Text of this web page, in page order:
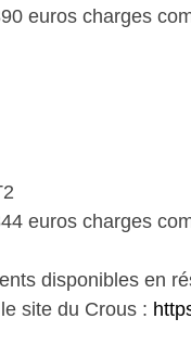
euros charges
euros charges
disponibles en
site du Crous :